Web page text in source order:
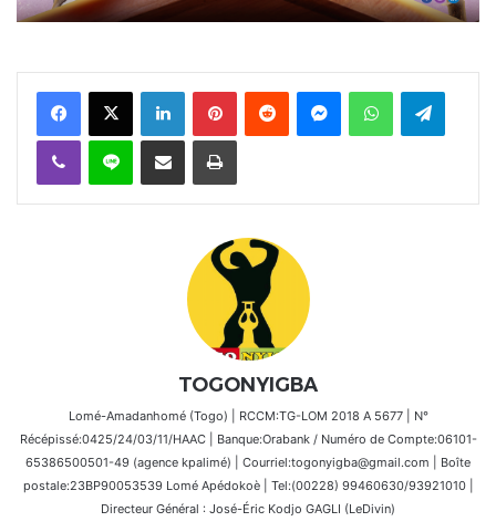
FacebookX Linkedin PinterestReddit MessengerWhatsAppTelegram
Viber Ligne Partager par email Imprimer
TOGONYIGBA
Lomé-Amadanhomé (Togo) | RCCM:TG-LOM 2018 A 5677 | N°
Récépissé:0425/24/03/11/HAAC | Banque:Orabank / Numéro de Compte:06101-
65386500501-49 (agence kpalimé) | Courriel:togonyigba@gmail.com | Boîte
postale:23BP90053539 Lomé Apédokoè | Tel:(00228) 99460630/93921010 |
Directeur Général : José-Éric Kodjo GAGLI (LeDivin)